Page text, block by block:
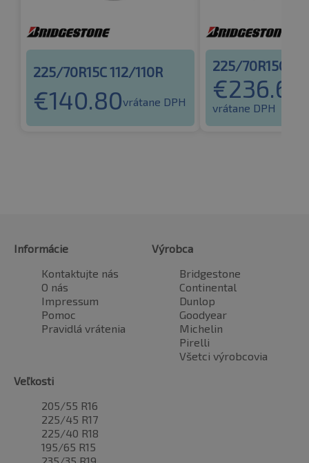
225/70R15C 112/110R
€140.80vrátane DPH
225/70R15C
€236.64
vrátane DPH
Informácie
Kontaktujte nás
O nás
Impressum
Pomoc
Pravidlá vrátenia
Výrobca
Bridgestone
Continental
Dunlop
Goodyear
Michelin
Pirelli
Všetci výrobcovia
Veľkosti
205/55 R16
225/45 R17
225/40 R18
195/65 R15